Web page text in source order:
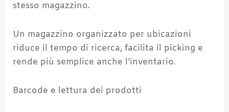
stesso magazzino.
Un magazzino organizzato per ubicazioni
riduce il tempo di ricerca, facilita il picking e
rende più semplice anche l’inventario.
Barcode e lettura dei prodotti